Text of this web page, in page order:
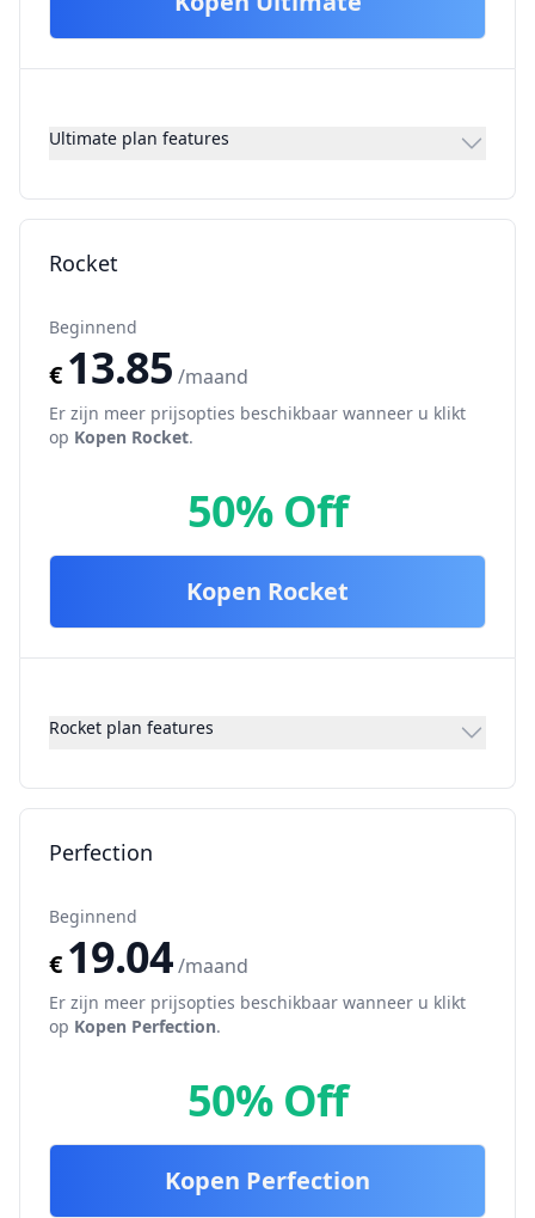
Ultimate plan features
Rocket
Beginnend
€ 13.85 /maand
Er zijn meer prijsopties beschikbaar wanneer u klikt
op Kopen Rocket.
50% Off
Kopen Rocket
Rocket plan features
Perfection
Beginnend
€ 19.04/maand
Er zijn meer prijsopties beschikbaar wanneer u klikt
op Kopen Perfection.
50% Off
Kopen Perfection